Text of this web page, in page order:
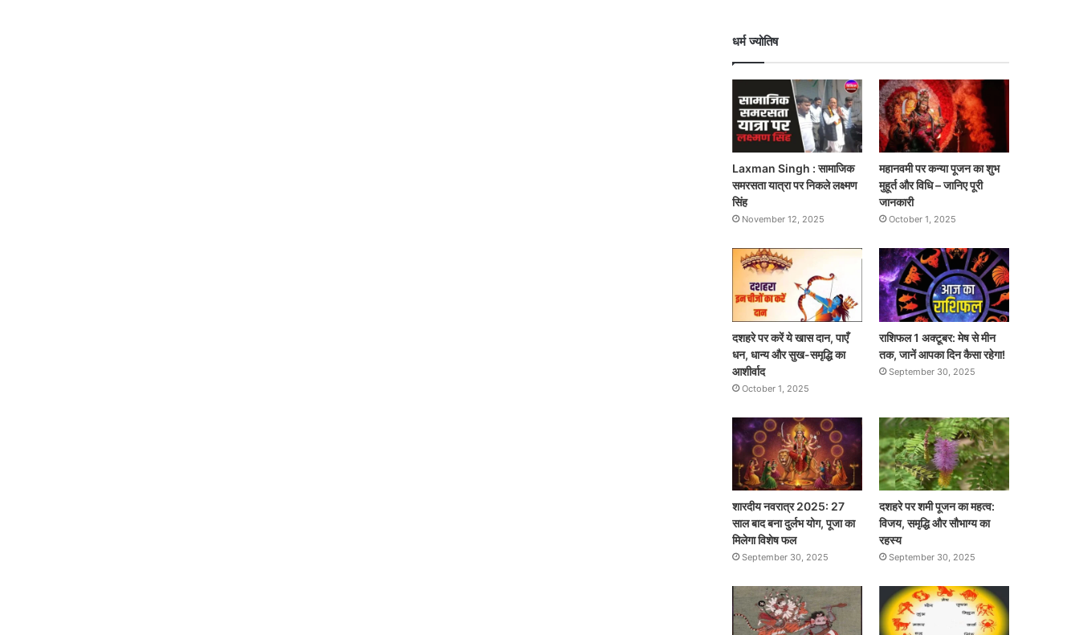
धर्म ज्योतिष
Laxman Singh : सामाजिक
समरसता यात्रा पर निकले लक्ष्मण
सिंह
November 12, 2025
महानवमी पर कन्या पूजन का शुभ
मुहूर्त और विधि – जानिए पूरी
जानकारी
October 1, 2025
दशहरे पर करें ये खास दान, पाएँ
धन, धान्य और सुख-समृद्धि का
आशीर्वाद
October 1, 2025
राशिफल 1 अक्टूबर: मेष से मीन
तक, जानें आपका दिन कैसा रहेगा!
September 30, 2025
शारदीय नवरात्र 2025: 27
साल बाद बना दुर्लभ योग, पूजा का
मिलेगा विशेष फल
September 30, 2025
दशहरे पर शमी पूजन का महत्व:
विजय, समृद्धि और सौभाग्य का
रहस्य
September 30, 2025